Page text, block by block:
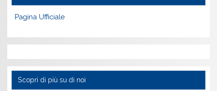
Pagina Ufficiale
Scopri di più su di noi